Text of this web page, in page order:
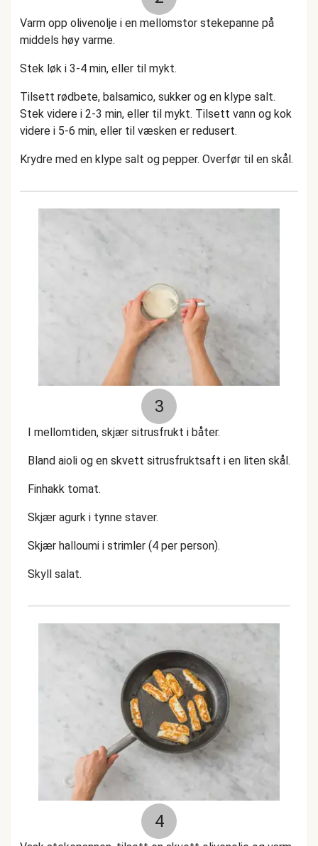
Varm opp olivenolje i en mellomstor stekepanne på
middels høy varme.
Stek løk i 3-4 min, eller til mykt.
Tilsett rødbete, balsamico, sukker og en klype salt.
Stek videre i 2-3 min, eller til mykt. Tilsett vann og kok
videre i 5-6 min, eller til væsken er redusert.
Krydre med en klype salt og pepper. Overfør til en skål.
3
I mellomtiden, skjær sitrusfrukt i båter.
Bland aioli og en skvett sitrusfruktsaft i en liten skål.
Finhakk tomat.
Skjær agurk i tynne staver.
Skjær halloumi i strimler (4 per person).
Skyll salat.
4